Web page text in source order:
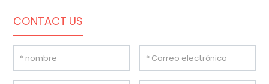
CONTACT US